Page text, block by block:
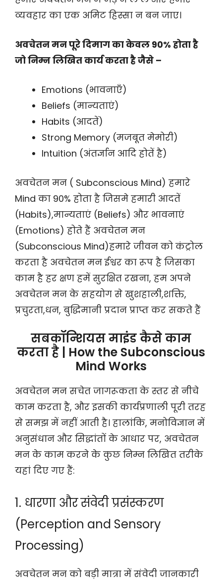
व्यवहार का एक अमिट हिस्सा न बन जाए।
अवचेतन मन पूरे दिमाग का केवल 90% होता है
जो निम्न लिखित कार्य करता है जैसे –
Emotions (भावनाएँ)
Beliefs (मान्यताएं)
Habits (आदतें)
Strong Memory (मजबूत मेमोरी)
Intuition (अंतर्ज्ञान आदि होतें है)
अवचेतन मन ( Subconscious Mind) हमारे
Mind का 90% होता है जिसमे हमारी आदतें
(Habits),मान्यताएं (Beliefs) और भावनाएं
(Emotions) होते हैं अवचेतन मन
(Subconscious Mind)हमारे जीवन को कंट्रोल
करता है अवचेतन मन ईश्वर का रूप है जिसका
काम है हर क्षण हमें सुरक्षित रखना, हम अपने
अवचेतन मन के सहयोग से खुशहाली,शक्ति,
प्रचुरता,धन, बुद्धिमानी प्रदान प्राप्त कर सकते हैं
सबकॉन्शियस माइंड कैसे काम
करता है | How the Subconscious
Mind Works
अवचेतन मन सचेत जागरूकता के स्तर से नीचे
काम करता है, और इसकी कार्यप्रणाली पूरी तरह
से समझ में नहीं आती है। हालांकि, मनोविज्ञान में
अनुसंधान और सिद्धांतों के आधार पर, अवचेतन
मन के काम करने के कुछ निम्न लिखित तरीके
यहां दिए गए हैं:
1. धारणा और संवेदी प्रसंस्करण
(Perception and Sensory
Processing)
अवचेतन मन को बड़ी मात्रा में संवेदी जानकारी